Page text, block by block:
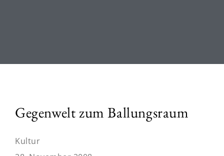
Gegenwelt zum Ballungsraum
Kultur